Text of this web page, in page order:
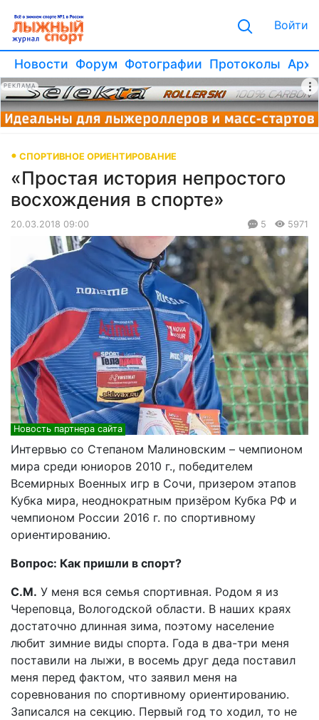
Войти
Новости Форум Фотографии Протоколы
РЕКЛАМА
СПОРТИВНОЕ ОРИЕНТИРОВАНИЕ
«Простая история непростого
восхождения в спорте»
20.03.2018 09:00 5 5971
Новость партнера сайта
Интервью со Степаном Малиновским – чемпионом
мира среди юниоров 2010 г., победителем
Всемирных Военных игр в Сочи, призером этапов
Кубка мира, неоднократным призёром Кубка РФ и
чемпионом России 2016 г. по спортивному
ориентированию.
Вопрос: Как пришли в спорт?
С.М. У меня вся семья спортивная. Родом я из
Череповца, Вологодской области. В наших краях
достаточно длинная зима, поэтому население
любит зимние виды спорта. Года в два-три меня
поставили на лыжи, в восемь друг деда поставил
меня перед фактом, что заявил меня на
соревнования по спортивному ориентированию.
Записался на секцию. Первый год то ходил, то не